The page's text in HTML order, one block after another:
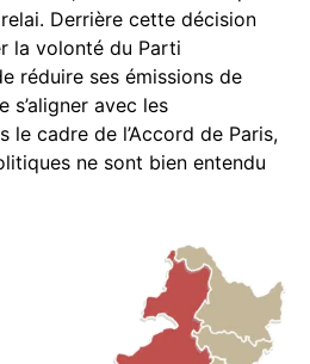
Derrière cette décision
la volonté du Parti
réduire ses émissions de
s’aligner avec les
le cadre de l’Accord de Paris,
ne sont bien entendu